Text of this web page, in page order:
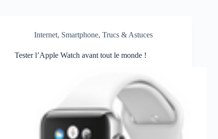
Internet, Smartphone, Trucs & Astuces
Tester l’Apple Watch avant tout le monde !